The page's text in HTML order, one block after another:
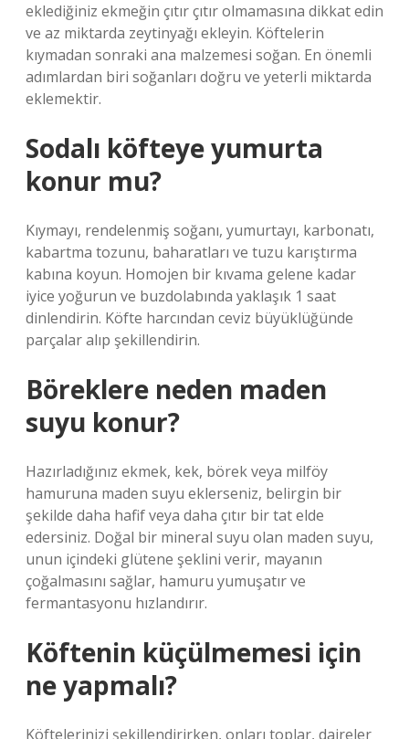
eklediğiniz ekmeğin çıtır çıtır olmamasına dikkat edin
ve az miktarda zeytinyağı ekleyin. Köftelerin
kıymadan sonraki ana malzemesi soğan. En önemli
adımlardan biri soğanları doğru ve yeterli miktarda
eklemektir.
Sodalı köfteye yumurta
konur mu?
Kıymayı, rendelenmiş soğanı, yumurtayı, karbonatı,
kabartma tozunu, baharatları ve tuzu karıştırma
kabına koyun. Homojen bir kıvama gelene kadar
iyice yoğurun ve buzdolabında yaklaşık 1 saat
dinlendirin. Köfte harcından ceviz büyüklüğünde
parçalar alıp şekillendirin.
Böreklere neden maden
suyu konur?
Hazırladığınız ekmek, kek, börek veya milföy
hamuruna maden suyu eklerseniz, belirgin bir
şekilde daha hafif veya daha çıtır bir tat elde
edersiniz. Doğal bir mineral suyu olan maden suyu,
unun içindeki glütene şeklini verir, mayanın
çoğalmasını sağlar, hamuru yumuşatır ve
fermantasyonu hızlandırır.
Köftenin küçülmemesi için
ne yapmalı?
Köftelerinizi şekillendirirken, onları toplar, daireler